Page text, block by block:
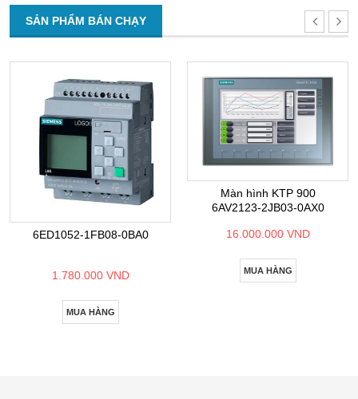
SẢN PHẨM BÁN CHẠY
6ED1052-1FB08-0BA0
1.780.000 VND
MUA HÀNG
Màn hình KTP 900
6AV2123-2JB03-0AX0
16.000.000 VND
MUA HÀNG